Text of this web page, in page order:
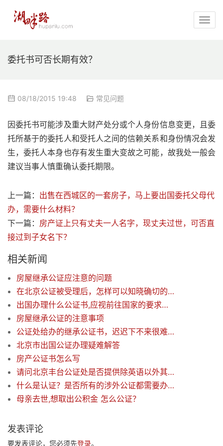
委托书可否长期有效？
08/18/2015 19:48 常见问题
因委托书可能涉及重大财产处分或个人身份信息变更，且委
托所基于的委托人和受托人之间的信赖关系和身份情况会发
生，委托人本身也存有发生重大变故之可能，故我处一般会
建议当事人慎重确认委托期限。
上一篇： 出售在西城区的一套房子，马上要出国委托父母代
办，需要什么材料？
下一篇： 房产证上只有丈夫一人名字，现丈夫过世，可否直
接过到子女名下？
相关新闻
房屋继承公证应注意的问题
在北京公证被受理后，怎样可以知晓确切的领证时间？
出国办理什么公证书,应视前往国家的要求来办公证
房屋继承公证的注意事项
公证处给办的继承公证书，迟迟下不来很难办?
北京市出国公证办理疑难解答
房产公证书怎么写
请问北京丰台公证处是否提供除英语以外其他语种的翻译？
什么是认证？是否所有的涉外公证都需要办理认证?
母亲去世,想取出公积金 怎么公证？
发表评论
要发表评论，您必须先登录。